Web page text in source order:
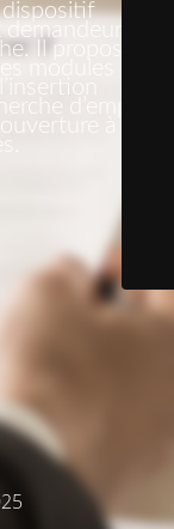
Il propose un
modules
d’emploi,
à de